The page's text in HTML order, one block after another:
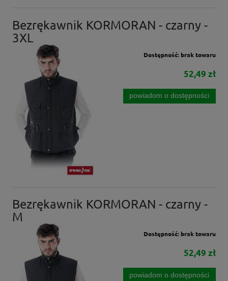
Bezrękawnik KORMORAN - czarny -
3XL
Dostępność: brak towaru
52,49 zł
powiadom o dostępności
Bezrękawnik KORMORAN - czarny -
M
Dostępność: brak towaru
52,49 zł
powiadom o dostępności